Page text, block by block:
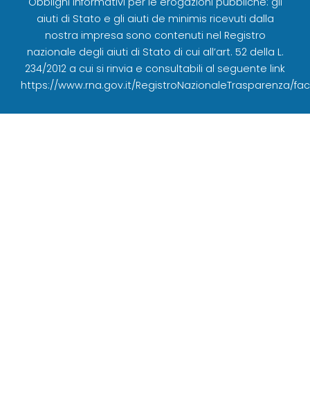
aiuti di Stato e gli aiuti de minimis ricevuti dalla
nostra impresa sono contenuti nel Registro
nazionale degli aiuti di Stato di cui all’art. 52 della L.
234/2012 a cui si rinvia e consultabili al seguente link
https://www.rna.gov.it/RegistroNazionaleTrasparenza/